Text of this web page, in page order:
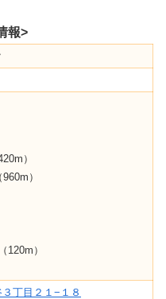
報>
）
）
120m）
丁目２１−１８